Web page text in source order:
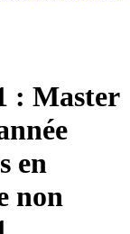
: Master
en
non